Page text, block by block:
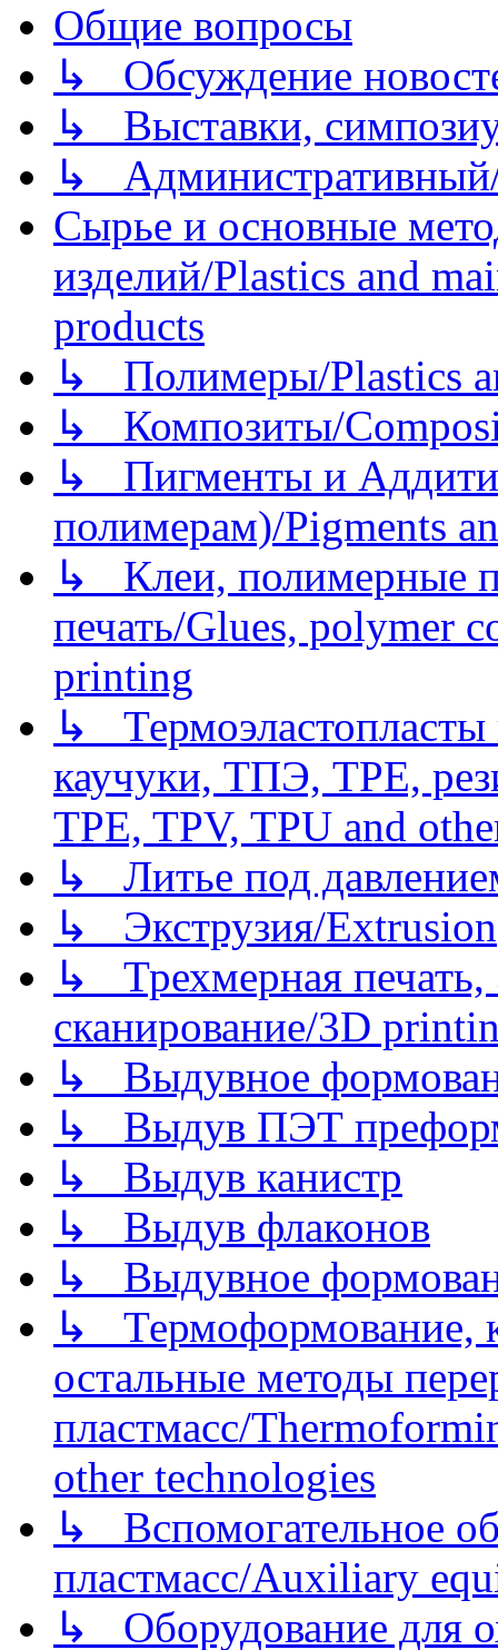
Общие вопросы
↳ Обсуждение
↳ Выставки,
↳
Сырье и основные
изделий/Plastics and
products
↳ Полимеры/Plastics
↳ Композиты/
↳ Пигменты и
полимерам)/Pigments
↳ Клеи, полимерные
печать/Glues, polymer
printing
↳
каучуки, ТПЭ, TPE,
TPE, TPV, TPU and
↳ Литье под
↳ Экструзия/Extrusion
↳ Трехмерная
сканирование/3D
↳ Выдувное
↳ Выдув ПЭТ
↳ Выдув канистр
↳ Выдув флаконов
↳ Выдувное
↳ Термоформование,
остальные методы
пластмасс/
other technologies
↳ Вспомогательное
пластмасс/Auxiliary
↳ Оборудование для